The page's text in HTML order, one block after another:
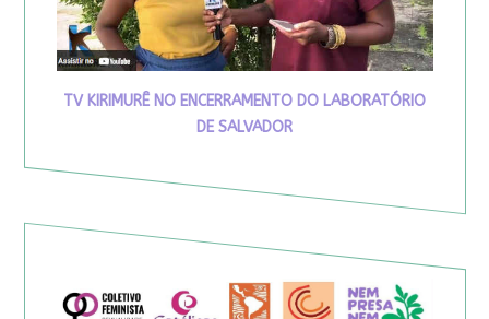
TV KIRIMURÊ NO ENCERRAMENTO DO LABORATÓRIO
DE SALVADOR